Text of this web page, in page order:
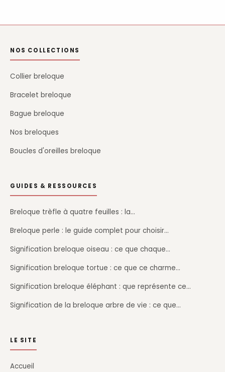
NOS COLLECTIONS
Collier breloque
Bracelet breloque
Bague breloque
Nos breloques
Boucles d'oreilles breloque
GUIDES & RESSOURCES
Breloque trèfle à quatre feuilles : la…
Breloque perle : le guide complet pour choisir…
Signification breloque oiseau : ce que chaque…
Signification breloque tortue : ce que ce charme…
Signification breloque éléphant : que représente ce…
Signification de la breloque arbre de vie : ce que…
LE SITE
Accueil